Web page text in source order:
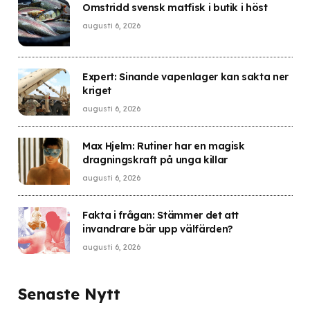
Omstridd svensk matfisk i butik i höst
augusti 6, 2026
Expert: Sinande vapenlager kan sakta ner
kriget
augusti 6, 2026
Max Hjelm: Rutiner har en magisk
dragningskraft på unga killar
augusti 6, 2026
Fakta i frågan: Stämmer det att
invandrare bär upp välfärden?
augusti 6, 2026
Senaste Nytt